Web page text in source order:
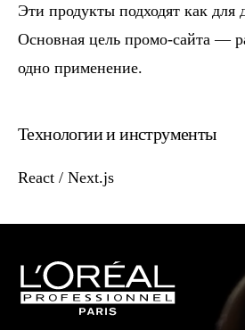
Эти продукты подходят как для
Основная цель промо-сайта —
одно применение.
Технологии и инструменты
React / Next.js